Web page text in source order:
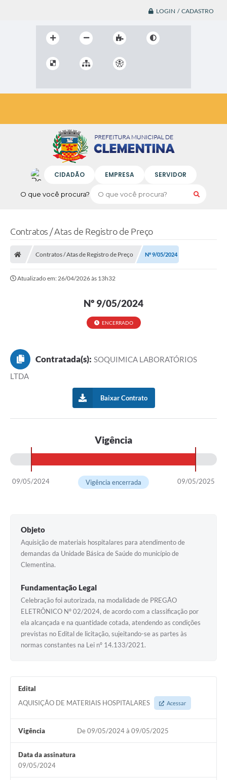
LOGIN / CADASTRO
O que você procura?
CIDADÃO EMPRESA SERVIDOR
Contratos / Atas de Registro de Preço
Contratos / Atas de Registro de Preço Nº 9/05/2024
Atualizado em: 26/04/2026 às 13h32
Nº 9/05/2024
ENCERRADO
Contratada(s): SOQUIMICA LABORATÓRIOS
LTDA
Baixar Contrato
Vigência
09/05/2024 09/05/2025
Vigência encerrada
Objeto
Aquisição de materiais hospitalares para atendimento de
demandas da Unidade Básica de Saúde do município de
Clementina.
Fundamentação Legal
Celebração foi autorizada, na modalidade de PREGÃO
ELETRÔNICO Nº 02/2024, de acordo com a classificação por
ela alcançada e na quantidade cotada, atendendo as condições
previstas no Edital de licitação, sujeitando-se as partes às
normas constantes na Lei nº 14.133/2021.
Edital
AQUISIÇÃO DE MATERIAIS HOSPITALARES
Acessar
Vigência De 09/05/2024 à 09/05/2025
Data da assinatura
09/05/2024